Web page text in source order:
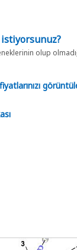
istiyorsunuz?
olup